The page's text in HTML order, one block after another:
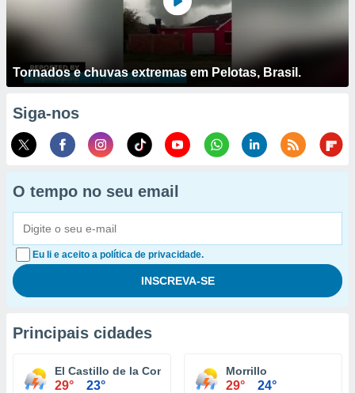
Tornados e chuvas extremas em Pelotas, Brasil.
Siga-nos
O tempo no seu email
Eu li e aceito a política de privacidade.
Principais cidades
El Castillo de la Concepción
29° 23°
Morrillo
29° 24°